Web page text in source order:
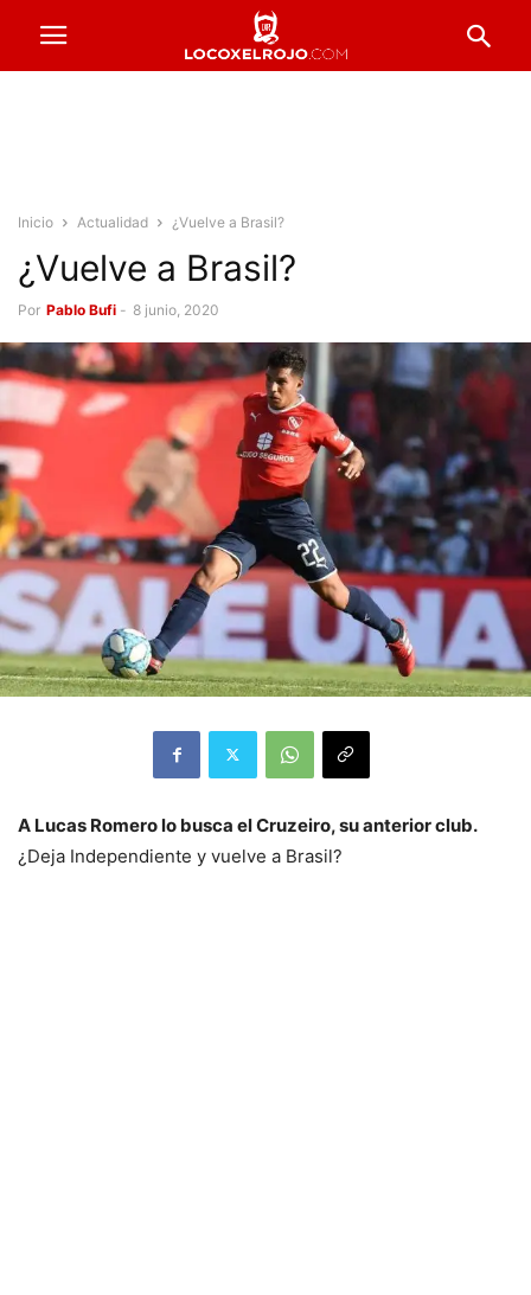
Inicio Actualidad ¿Vuelve a Brasil?
¿Vuelve a Brasil?
Por Pablo Bufi - 8 junio, 2020
A Lucas Romero lo busca el Cruzeiro, su anterior club.
¿Deja Independiente y vuelve a Brasil?